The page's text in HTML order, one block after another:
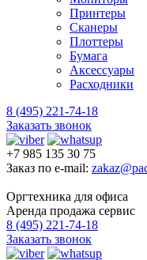
Принтеры
Сканеры
Плоттеры
Бумага
Аксессуары
Расходники
8 (495) 221-74-18
Заказать звонок
+7 985 135 30 75
Заказ по e-mail:
Оргтехника для офиса
Аренда продажа сервис
8 (495) 221-74-18
Заказать звонок